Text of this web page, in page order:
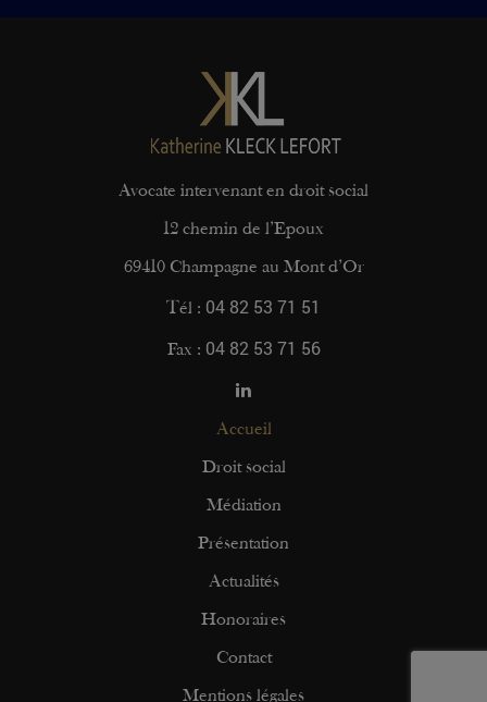
Avocate intervenant en droit social
12 chemin de l’Epoux
69410 Champagne au Mont d’Or
Tél : 04 82 53 71 51
Fax : 04 82 53 71 56
Accueil
Droit social
Médiation
Présentation
Actualités
Honoraires
Contact
Mentions légales